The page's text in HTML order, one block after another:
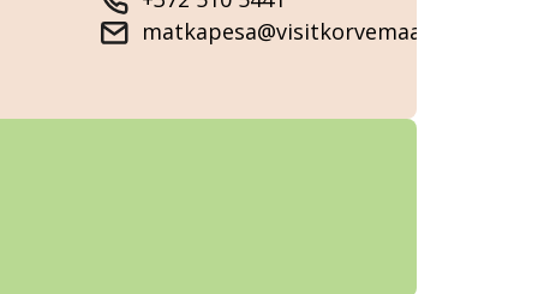
matkapesa@visitkorvemaa.ee